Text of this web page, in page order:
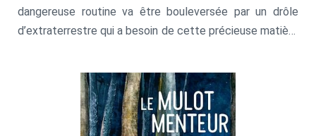
dangereuse routine va être bouleversée par un drôle
d’extraterrestre qui a besoin de cette précieuse matière